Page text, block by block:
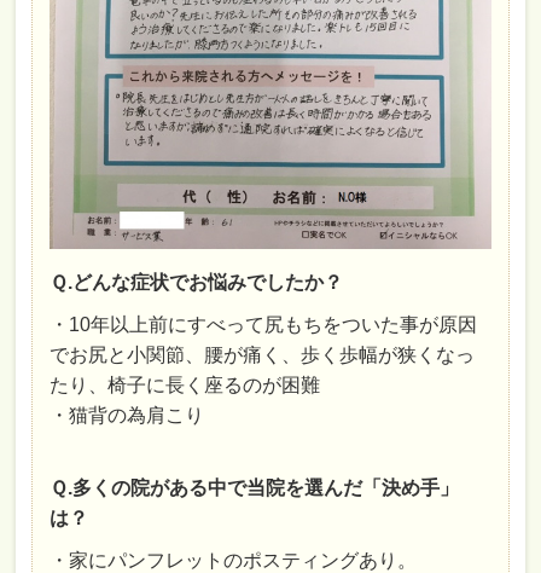
Ｑ.どんな症状でお悩みでしたか？
・10年以上前にすべって尻もちをついた事が原因
でお尻と小関節、腰が痛く、歩く歩幅が狭くなっ
たり、椅子に長く座るのが困難
・猫背の為肩こり
Ｑ.多くの院がある中で当院を選んだ「決め手」
は？
・家にパンフレットのポスティングあり。